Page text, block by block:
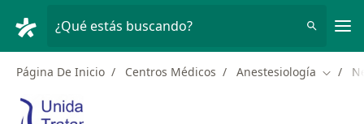
¿Qué estás buscando?
Página De Inicio Centros Médicos Anestesiología